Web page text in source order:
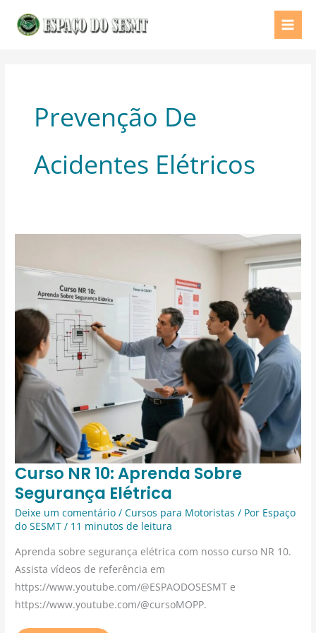
para
Prevenção De
Acidentes Elétricos
Curso NR 10: Aprenda Sobre
Segurança Elétrica
Deixe um comentário /Cursos para Motoristas / Por Espaço
do SESMT/ 11 minutos de leitura
Aprenda sobre segurança elétrica com nosso curso NR 10.
Assista vídeos de referência em
https://www.youtube.com/@ESPAODOSESMT e
https://www.youtube.com/@cursoMOPP.
CURSO
NR
10:
SOBRE
SEGURANÇA